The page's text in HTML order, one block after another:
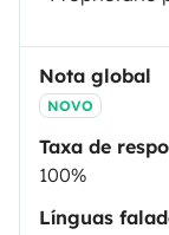
Nota global
NOVO
Taxa de
100%
Línguas